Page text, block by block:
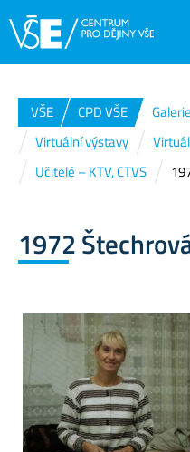
VŠE CPD VŠE
Virtuální výstavy
Učitelé – KTV, CTVS
1972